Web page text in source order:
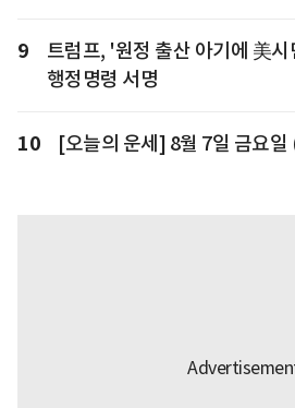
9
트럼프, '원정 출산 아기에 美
행정명령 서명
10 [오늘의 운세] 8월 7일 금요